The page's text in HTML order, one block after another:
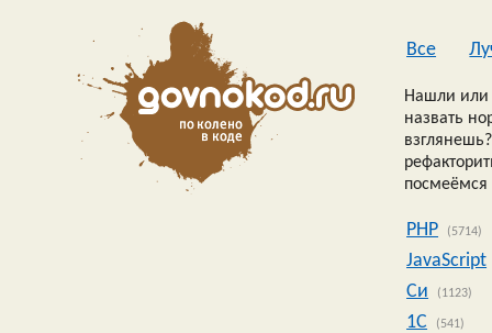
Все
Нашли или
назвать
посмеёмся
PHP (5714)
JavaScript
Си
(1123)
1C (541)